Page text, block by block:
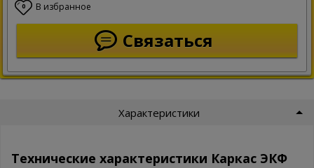
0 В избранное
Связаться
Характеристики
Технические характеристики Каркас ЭКФ